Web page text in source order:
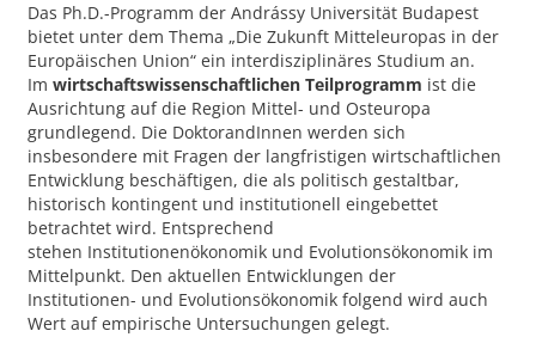
Das Ph.D.-Programm der Andrássy Universität Budapest
bietet unter dem Thema „Die Zukunft Mitteleuropas in der
Europäischen Union“ ein interdisziplinäres Studium an.
Im wirtschaftswissenschaftlichen Teilprogramm ist die
Ausrichtung auf die Region Mittel- und Osteuropa
grundlegend. Die DoktorandInnen werden sich
insbesondere mit Fragen der langfristigen wirtschaftlichen
Entwicklung beschäftigen, die als politisch gestaltbar,
historisch kontingent und institutionell eingebettet
betrachtet wird. Entsprechend
stehen Institutionenökonomik und Evolutionsökonomik im
Mittelpunkt. Den aktuellen Entwicklungen der
Institutionen- und Evolutionsökonomik folgend wird auch
Wert auf empirische Untersuchungen gelegt.